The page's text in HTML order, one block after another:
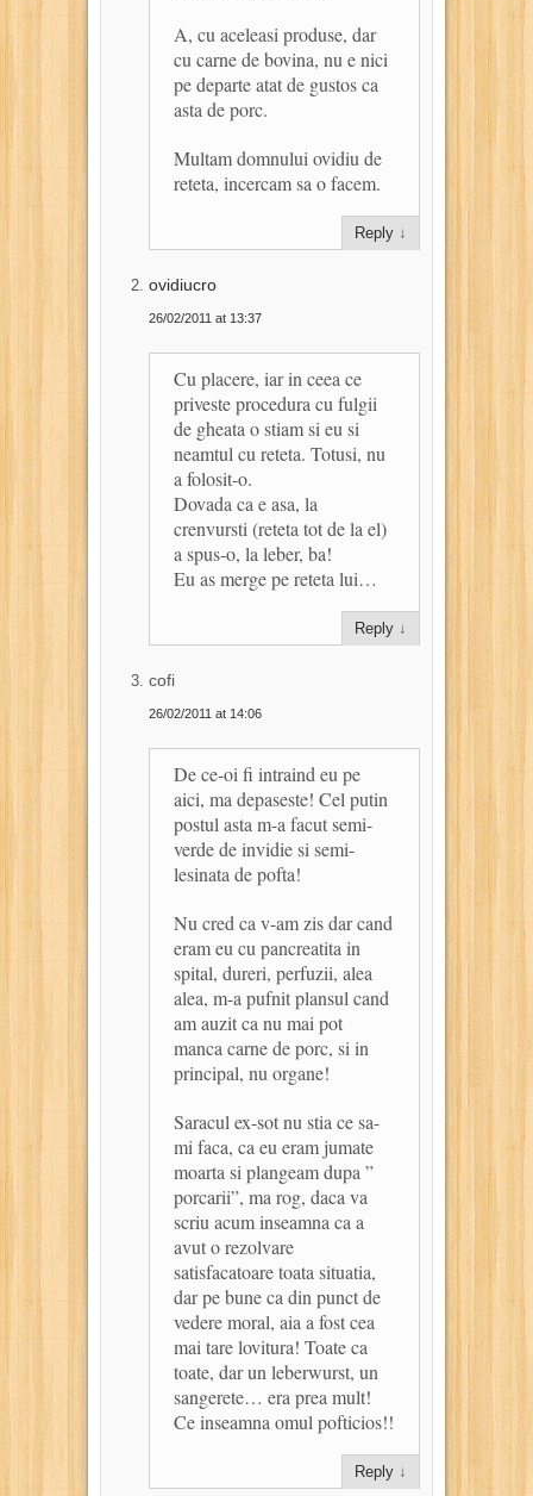
A, cu aceleasi produse, dar
cu carne de bovina, nu e nici
pe departe atat de gustos ca
asta de porc.
Multam domnului ovidiu de
reteta, incercam sa o facem.
Reply ↓
ovidiucro
26/02/2011 at 13:37
Cu placere, iar in ceea ce
priveste procedura cu fulgii
de gheata o stiam si eu si
neamtul cu reteta. Totusi, nu
a folosit-o.
Dovada ca e asa, la
crenvursti (reteta tot de la el)
a spus-o, la leber, ba!
Eu as merge pe reteta lui…
Reply ↓
cofi
26/02/2011 at 14:06
De ce-oi fi intraind eu pe
aici, ma depaseste! Cel putin
postul asta m-a facut semi-
verde de invidie si semi-
lesinata de pofta!
Nu cred ca v-am zis dar cand
eram eu cu pancreatita in
spital, dureri, perfuzii, alea
alea, m-a pufnit plansul cand
am auzit ca nu mai pot
manca carne de porc, si in
principal, nu organe!
Saracul ex-sot nu stia ce sa-
mi faca, ca eu eram jumate
moarta si plangeam dupa ”
porcarii”, ma rog, daca va
scriu acum inseamna ca a
avut o rezolvare
satisfacatoare toata situatia,
dar pe bune ca din punct de
vedere moral, aia a fost cea
mai tare lovitura! Toate ca
toate, dar un leberwurst, un
sangerete… era prea mult!
Ce inseamna omul pofticios!!
Reply ↓